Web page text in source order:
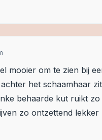
mooier om te zien bij
het schaamhaar
behaarde kut ruikt
zo ontzettend lekker